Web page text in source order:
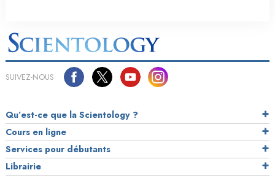
SUIVEZ-NOUS
Qu’est-ce que la Scientology ?
Cours en ligne
Services pour débutants
Librairie